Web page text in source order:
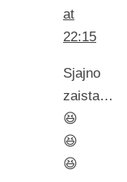
at
22:15
Sjajno
zaista…
😆
😆
😆